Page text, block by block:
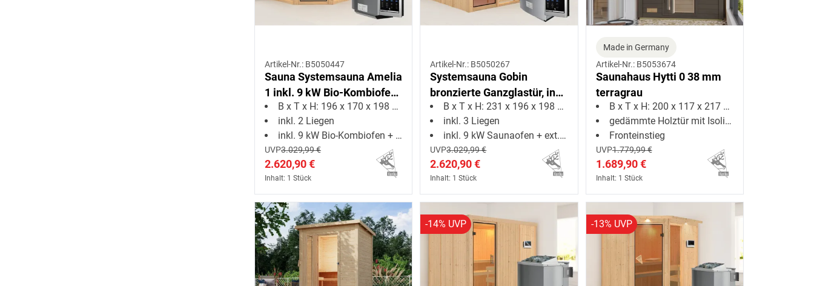
Artikel-Nr.: B5050447
Sauna Systemsauna Amelia
1 inkl. 9 kW Bio-Kombiofen
ext. Steuerung
B x T x H: 196 x 170 x 198 cm
inkl. 2 Liegen
inkl. 9 kW Bio-Kombiofen + ext. Steuerung
UVP3.029,99 €
2.620,90 €
Inhalt: 1 Stück
Artikel-Nr.: B5050267
Systemsauna Gobin
bronzierte Ganzglastür, inkl.
9 kW Saunaofen ext.
Steuerung
B x T x H: 231 x 196 x 198 cm
inkl. 3 Liegen
inkl. 9 kW Saunaofen + ext. Steuerung
UVP3.029,99 €
2.620,90 €
Inhalt: 1 Stück
Made in Germany
Artikel-Nr.: B5053674
Saunahaus Hytti 0 38 mm
terragrau
B x T x H: 200 x 117 x 217 cm
gedämmte Holztür mit Isolierglas
Fronteinstieg
UVP1.779,99 €
1.689,90 €
Inhalt: 1 Stück
-14% UVP -13% UVP